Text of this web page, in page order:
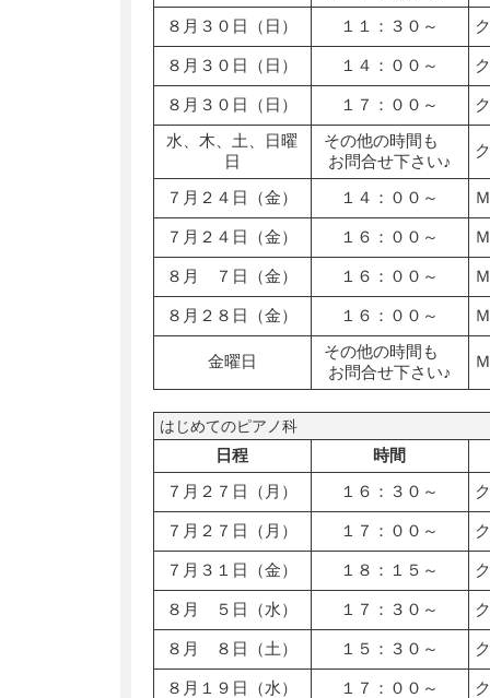
８月３０日（日） １１：３０～
８月３０日（日） １４：００～
８月３０日（日） １７：００～
水、木、土、日曜
日
その他の時間も
お問合せ下さい♪
７月２４日（金） １４：００～
７月２４日（金） １６：００～
８月 ７日（金） １６：００～
８月２８日（金） １６：００～
金曜日
その他の時間も
お問合せ下さい♪
はじめてのピアノ科
日程
時間
７月２７日（月）
１６：３０～
７月２７日（月） １７：００～
７月３１日（金） １８：１５～
８月 ５日（水） １７：３０～
８月 ８日（土） １５：３０～
８月１９日（水） １７：００～